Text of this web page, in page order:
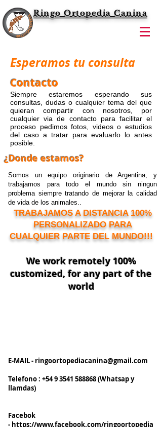
Ringo Ortopedia Canina
Esperamos tu consulta
​Contacto
Siempre estaremos esperando sus
consultas, dudas o cualquier tema del que
quieran compartir con nosotros, por
cualquier via de contacto para facilitar el
proceso pedimos fotos, videos o estudios
del caso a tratar para evaluarlo lo antes
posible.
¿Donde estamos?
Somos un equipo originario de Argentina, y
trabajamos para todo el mundo sin ningun
problema siempre tratando de mejorar la calidad
de vida de los animales..
TRABAJAMOS A DISTANCIA 100%
PERSONALIZADO PARA
CUALQUIER PARTE DEL MUNDO!!!
We work remotely 100%
customized, for any part of the
world
E-MAIL - ringoortopediacanina@gmail.com
Telefono : +54 9 3541 588868(Whatsap y
llamdas)
Facebok
- https://www.facebook.com/ringoortopedia